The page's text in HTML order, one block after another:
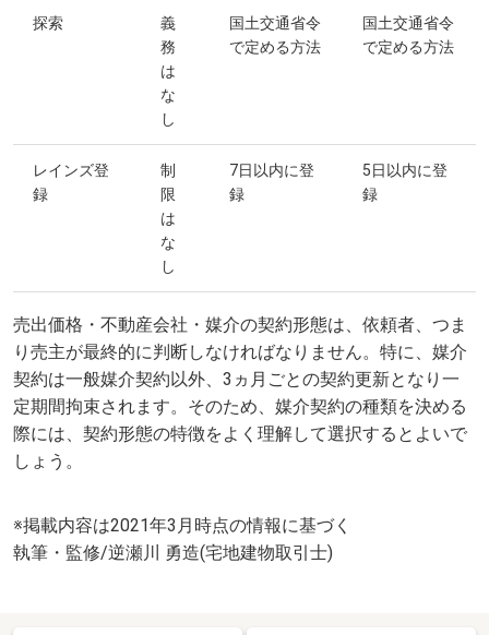
探索
義
務
は
な
し
国土交通省令
で定める方法
国土交通省令
で定める方法
レインズ登
録
制
限
は
な
し
7日以内に登
録
5日以内に登
録
売出価格・不動産会社・媒介の契約形態は、依頼者、つま
り売主が最終的に判断しなければなりません。特に、媒介
契約は一般媒介契約以外、3ヵ月ごとの契約更新となり一
定期間拘束されます。そのため、媒介契約の種類を決める
際には、契約形態の特徴をよく理解して選択するとよいで
しょう。
※掲載内容は2021年3月時点の情報に基づく
執筆・監修/逆瀬川 勇造(宅地建物取引士)